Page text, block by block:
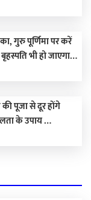
गुरु पूर्णिमा पर करें
भी हो जाएगा
पूजा से दूर होंगे
के उपाय …